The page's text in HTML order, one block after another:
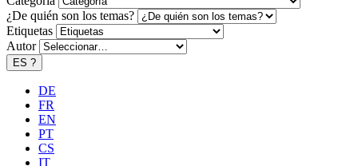
¿De quién son los temas?
Etiquetas
Autor
ES ?
DE
FR
EN
PT
CS
IT